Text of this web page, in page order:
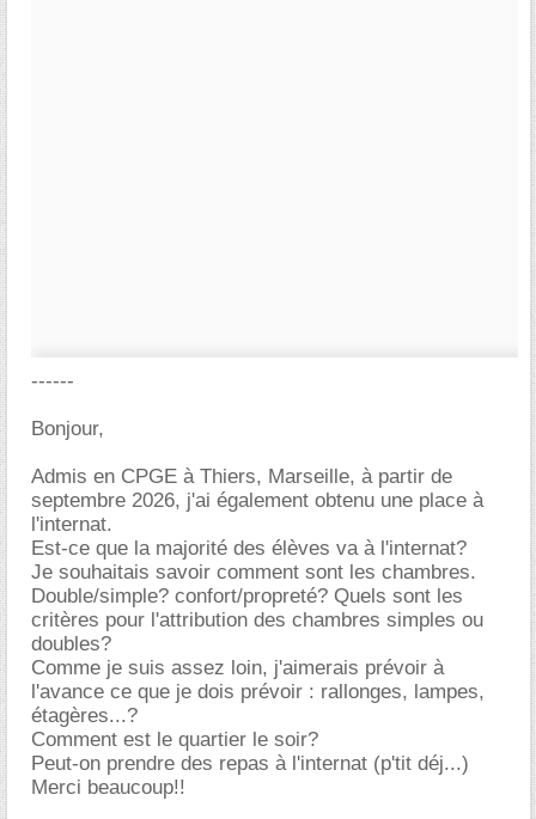
------
Bonjour,
Admis en CPGE à Thiers, Marseille, à partir de
septembre 2026, j'ai également obtenu une place à
l'internat.
Est-ce que la majorité des élèves va à l'internat?
Je souhaitais savoir comment sont les chambres.
Double/simple? confort/propreté? Quels sont les
critères pour l'attribution des chambres simples ou
doubles?
Comme je suis assez loin, j'aimerais prévoir à
l'avance ce que je dois prévoir : rallonges, lampes,
étagères...?
Comment est le quartier le soir?
Peut-on prendre des repas à l'internat (p'tit déj...)
Merci beaucoup!!